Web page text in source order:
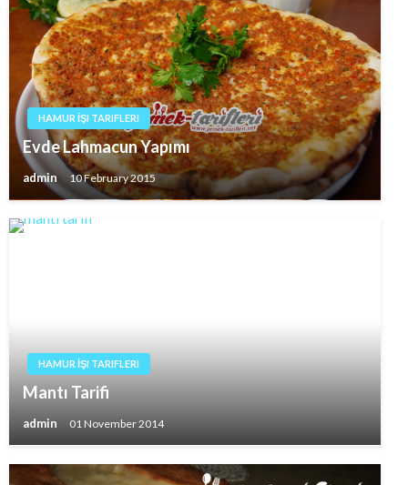
HAMUR İŞI TARIFLERI
Evde Lahmacun Yapımı
admin 10 February 2015
HAMUR İŞI TARIFLERI
Mantı Tarifi
admin 01 November 2014